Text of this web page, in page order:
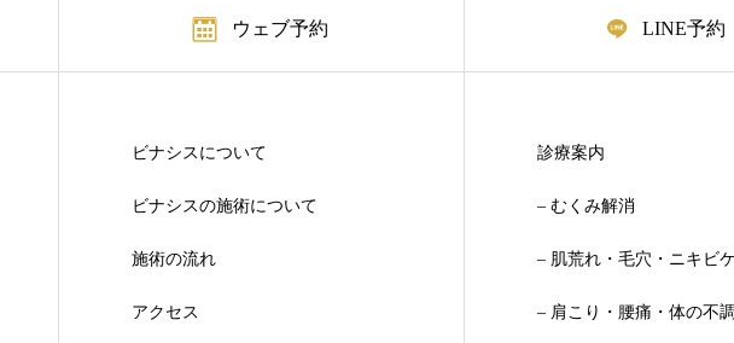
ウェブ予約 LINE予約
ビナシスについて
ビナシスの施術について
施術の流れ
アクセス
診療案内
– むくみ解消
– 肌荒れ・毛穴・ニキビ
– 肩こり・腰痛・体の不調